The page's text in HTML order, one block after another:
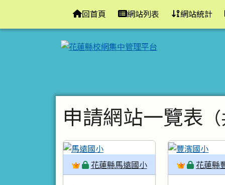
花蓮縣校網集中管理平台
回首頁 網站列表 網站統計
主內容區域
申請網站一覽表
花蓮縣馬遠國小 花蓮縣
頁尾區域